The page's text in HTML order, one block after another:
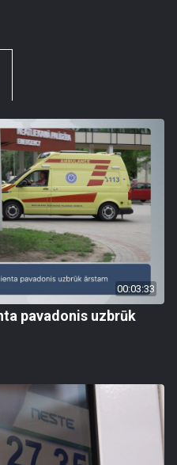
00:03:33
pavadonis uzbrūk